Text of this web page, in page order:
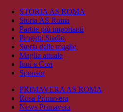
STORIA AS ROMA
Storia AS Roma
Partite più importanti
Progetti Stadio
Storia delle maglie
Maglia attuale
Inni e Cori
Sponsor
PRIMAVERA AS ROMA
Rosa Primavera
News Primavera